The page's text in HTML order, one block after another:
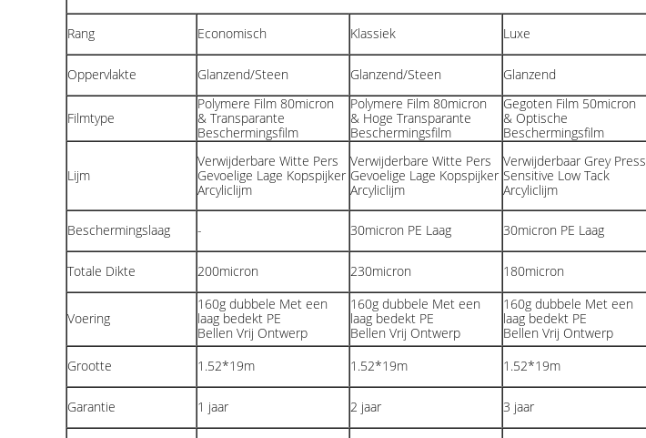
Rang Economisch Klassiek Luxe
Oppervlakte Glanzend/Steen Glanzend/Steen Glanzend
Filmtype
Polymere Film 80micron
& Transparante
Beschermingsfilm
Polymere Film 80micron
& Hoge Transparante
Beschermingsfilm
Gegoten Film 50micron
& Optische
Beschermingsfilm
Lijm
Verwijderbare Witte Pers
Gevoelige Lage Kopspijker
Arcyliclijm
Verwijderbare Witte Pers
Gevoelige Lage Kopspijker
Arcyliclijm
Verwijderbaar Grey Press
Sensitive Low Tack
Arcyliclijm
Beschermingslaag - 30micron PE Laag 30micron PE Laag
Totale Dikte 200micron 230micron 180micron
Voering
160g dubbele Met een
laag bedekt PE
Bellen Vrij Ontwerp
160g dubbele Met een
laag bedekt PE
Bellen Vrij Ontwerp
160g dubbele Met een
laag bedekt PE
Bellen Vrij Ontwerp
Grootte
1.52*19m 1.52*19m 1.52*19m
Garantie 1 jaar 2 jaar 3 jaar